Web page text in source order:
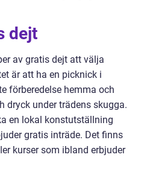
dejt
av gratis dejt att välja
är att ha en picknick i
förberedelse hemma och
dryck under trädens skugga.
en lokal konstutställning
gratis inträde. Det finns
kurser som ibland erbjuder